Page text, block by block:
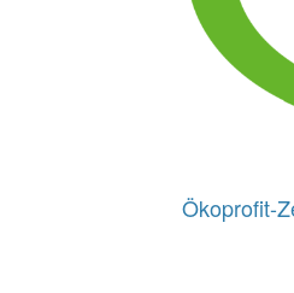
Ökoprofit-